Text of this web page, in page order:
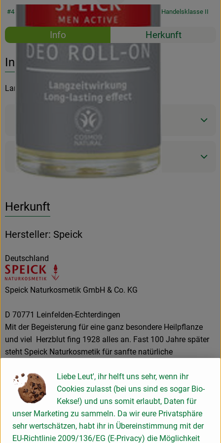
#4808 / 50ml 139,80 €/ Liter Handelsklasse II
Rezepte
Info Herkunft
Entdecke passende Rezepte
Info
Lang anhaltende, aktivierende Frische
Produktinformationen
Produktdatenblatt
Herkunft
Hersteller: Speick
Deutschland
Speick Naturkosmetik GmbH & Co. KG
D 70771 Leinfelden-Echterdingen
Mit der Begeisterung für eine ganz besondere Heilpflanze
und viel Herzblut fing 1928 alles an. Fast 100 Jahre später
steht Speick Naturkosmetik für sanfte natürliche
exklusiv - der unnachahmliche Extrakt der hochalpinen
Speick-Pflanze seine einzigartige Wirkung entfaltet.
SPEICK Naturkosmetik
Die Inhaltsstoffe der jahrhundertealten Heilpflanze Speick
für den Menschen nutzbar zu machen trieb unseren
Liebe Leut', ihr helft uns sehr, wenn ihr
Cookies zulasst (bei uns sind es sogar Bio-
Kekse!) und uns somit erlaubt, Daten für
unser Marketing zu sammeln. Da wir eure Privatsphäre
sehr wertschätzen, habt ihr in Übereinstimmung mit der
EU-Richtlinie 2009/136/EG (E-Privacy) die Möglichkeit